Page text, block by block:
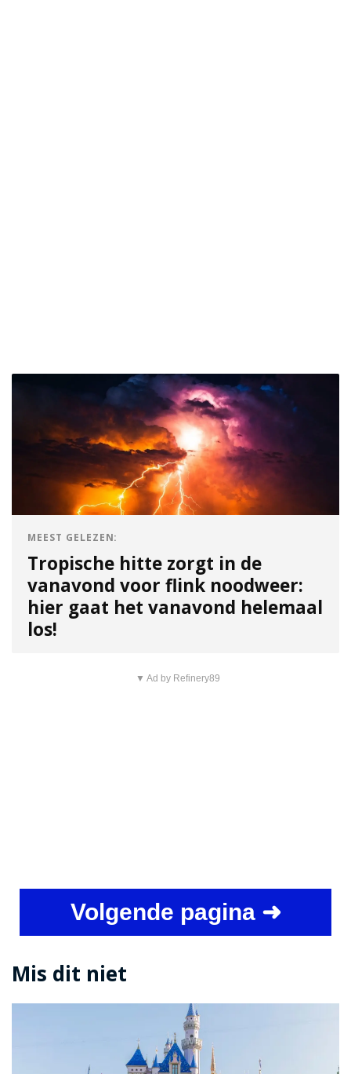
MEEST GELEZEN:
Tropische hitte zorgt in de
vanavond voor flink noodweer:
hier gaat het vanavond helemaal
los!
▼ Ad by Refinery89
Volgende pagina ➜
Mis dit niet